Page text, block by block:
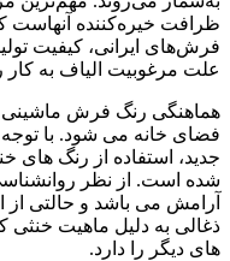
ظرافت خیره‌کننده‌ آنهاست
فرش‌های ایرانی، کیفیت
علت مرغوبیت الیاف به کار
هماهنگی رنگ فرش ماشینی
فضای خانه می شود. با
جدید، استفاده از رنگ های
شده است. از نظر
آرامش می باشد و حالتی از
ذغالی به دلیل ماهیت خنثی
های دیگر را دارد.